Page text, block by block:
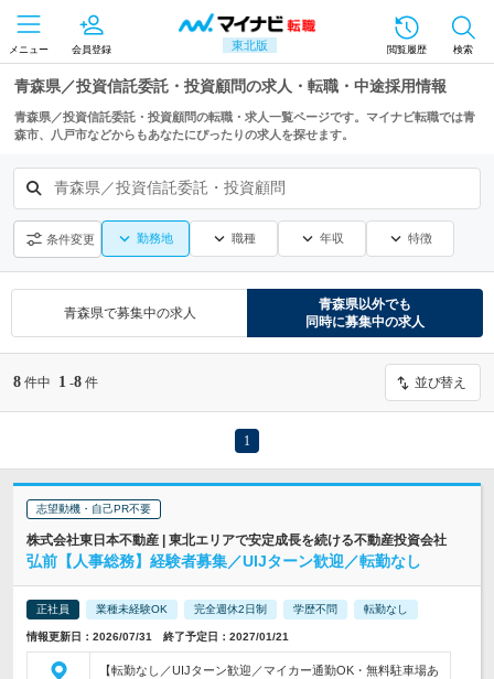
東北版
メニュー 会員登録 閲覧履歴 検索
青森県／投資信託委託・投資顧問の求人・転職・中途採用情報
青森県／投資信託委託・投資顧問の転職・求人一覧ページです。マイナビ転職では青
森市、八戸市などからもあなたにぴったりの求人を探せます。
青森県／投資信託委託・投資顧問
条件変更 勤務地 職種 年収 特徴
青森県で募集中の求人
青森県以外でも
同時に募集中の求人
8 件中 1 -8 件 並び替え
1
志望動機・自己PR不要
株式会社東日本不動産 | 東北エリアで安定成長を続ける不動産投資会社
弘前【人事総務】経験者募集／UIJターン歓迎／転勤なし
正社員 業種未経験OK 完全週休2日制 学歴不問 転勤なし
情報更新日：2026/07/31 終了予定日：2027/01/21
【転勤なし／UIJターン歓迎／マイカー通勤OK・無料駐車場あ